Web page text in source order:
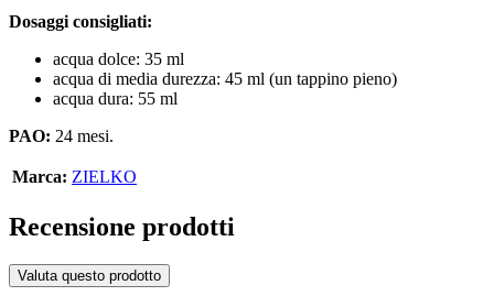
Dosaggi consigliati:
acqua dolce: 35 ml
acqua di media durezza: 45 ml (un tappino pieno)
acqua dura: 55 ml
PAO: 24 mesi.
Marca: ZIELKO
Recensione prodotti
Valuta questo prodotto